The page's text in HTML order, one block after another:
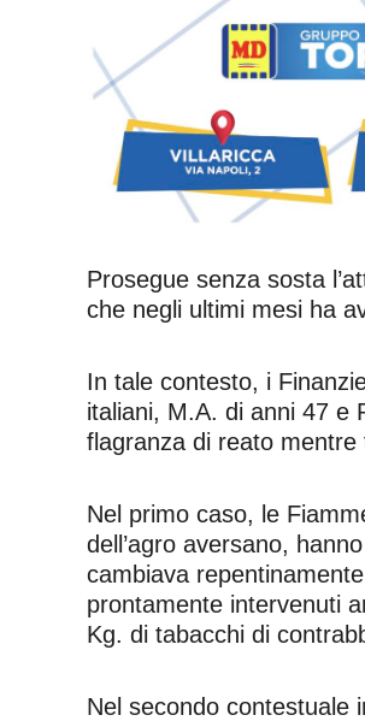
Prosegue senza sosta
che negli ultimi mesi ha
In tale contesto, i
italiani, M.A. di anni 47 e
flagranza di reato
Nel primo caso, le
dell’agro aversano,
cambiava
prontamente intervenuti
Kg. di tabacchi di
Nel secondo contestuale